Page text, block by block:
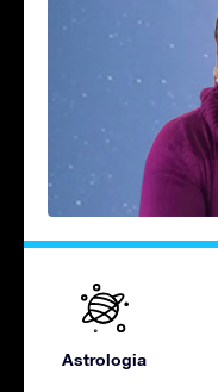
Astrologia